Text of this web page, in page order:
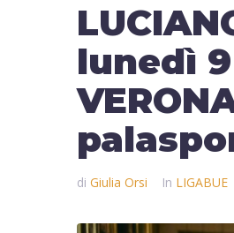
lunedì 9
di Giulia Orsi In LIGABUE